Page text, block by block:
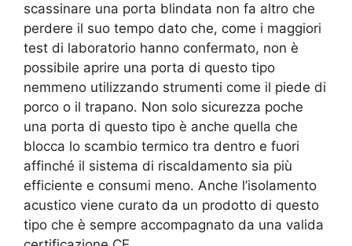
scassinare una porta blindata non fa altro che
perdere il suo tempo dato che, come i maggiori
test di laboratorio hanno confermato, non è
possibile aprire una porta di questo tipo
nemmeno utilizzando strumenti come il piede di
porco o il trapano. Non solo sicurezza poche
una porta di questo tipo è anche quella che
blocca lo scambio termico tra dentro e fuori
affinché il sistema di riscaldamento sia più
efficiente e consumi meno. Anche l’isolamento
acustico viene curato da un prodotto di questo
tipo che è sempre accompagnato da una valida